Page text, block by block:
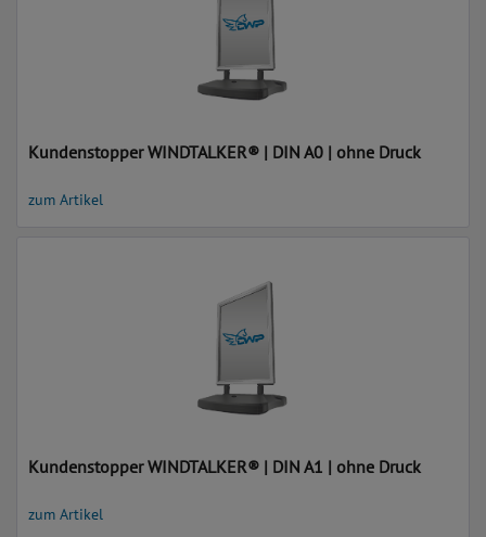
Kundenstopper WINDTALKER® | DIN A0 | ohne Druck
zum Artikel
Kundenstopper WINDTALKER® | DIN A1 | ohne Druck
zum Artikel